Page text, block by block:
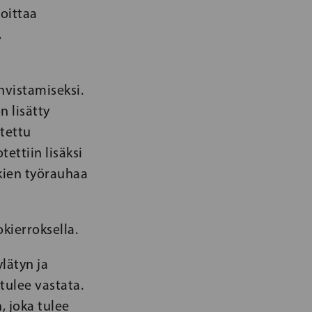
lisätty
lisäksi
työrauhaa
ja
vastata.
joka tulee